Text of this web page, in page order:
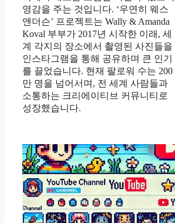
영감을 주는 것입니다. ‘우연히 웨스
앤더슨’ 프로젝트는 Wally & Amanda
Koval 부부가 2017년 시작한 이래, 세
계 각지의 장소에서 촬영된 사진들을
인스타그램을 통해 공유하며 큰 인기
를 끌었습니다. 현재 팔로워 수는 200
만 명을 넘어서며, 전 세계 사람들과
소통하는 크리에이티브 커뮤니티로
성장했습니다.